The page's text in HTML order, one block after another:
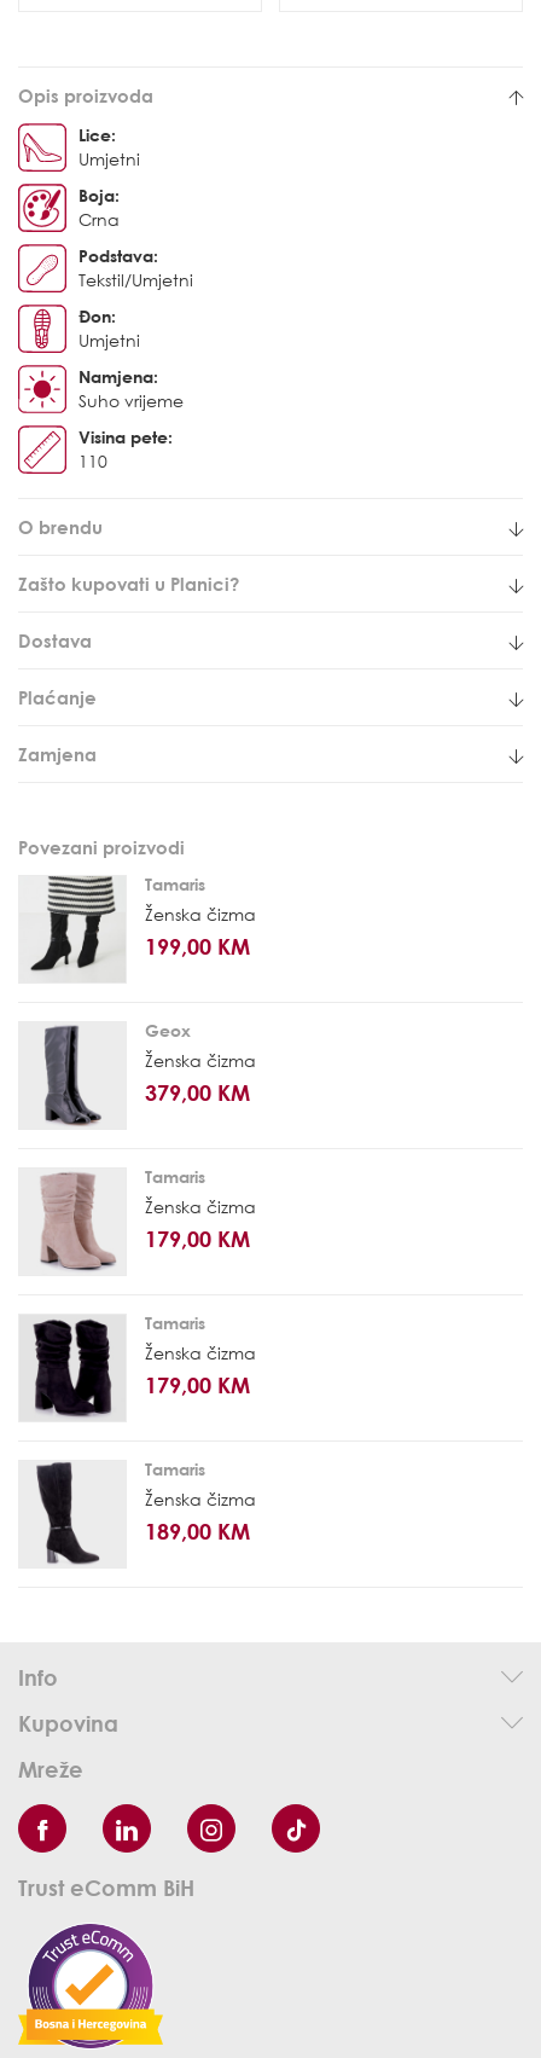
Opis proizvoda
Lice:
Umjetni
Boja:
Crna
Podstava:
Tekstil/Umjetni
Đon:
Umjetni
Namjena:
Suho vrijeme
Visina pete:
110
O brendu
Zašto kupovati u Planici?
Dostava
Plaćanje
Zamjena
Povezani proizvodi
Tamaris
Ženska čizma
199,00 KM
Geox
Ženska čizma
379,00 KM
Tamaris
Ženska čizma
179,00 KM
Tamaris
Ženska čizma
179,00 KM
Tamaris
Ženska čizma
189,00 KM
Info
Kupovina
Mreže
Trust eComm BiH